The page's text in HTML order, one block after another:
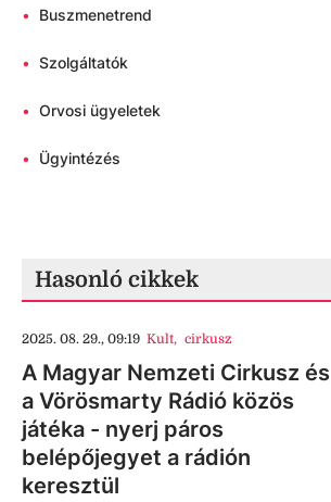
• Buszmenetrend
• Szolgáltatók
• Orvosi ügyeletek
• Ügyintézés
Hasonló cikkek
2025. 08. 29., 09:19 Kult, cirkusz
A Magyar Nemzeti Cirkusz és
a Vörösmarty Rádió közös
játéka - nyerj páros
belépőjegyet a rádión
keresztül